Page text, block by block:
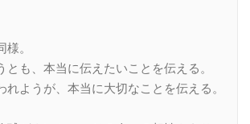
。
とも、本当に伝えたいことを伝える。
れようが、本当に大切なことを伝える。